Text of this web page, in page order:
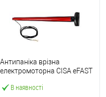
В наявності
Антипаніка врізна
електромоторна CISA eFAST